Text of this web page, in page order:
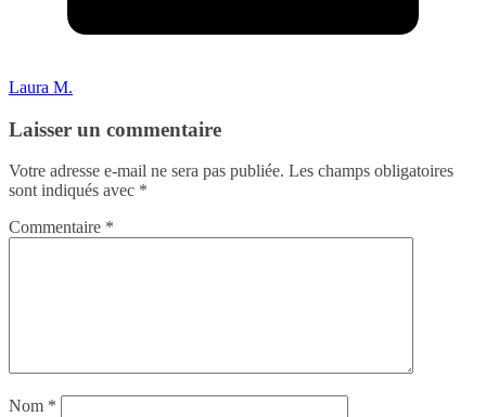
Laura M.
Laisser un commentaire
Votre adresse e-mail ne sera pas publiée. Les champs obligatoires
sont indiqués avec *
Commentaire *
Nom *